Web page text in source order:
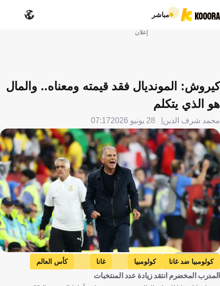
مباشر
إعلان
كيروش: المونديال فقد قيمته ومعناه.. والمال
هو الذي يتكلم
محمد شرف الدين 28 يونيو 2026 07:17
Getty Images
كولومبيا ضد غانا كولومبيا غانا
كأس العالم
كرواتيا ضد غانا
كرواتيا كارلوس كيروشالمدرب المخضرم انتقد زيادة عدد المنتخبات